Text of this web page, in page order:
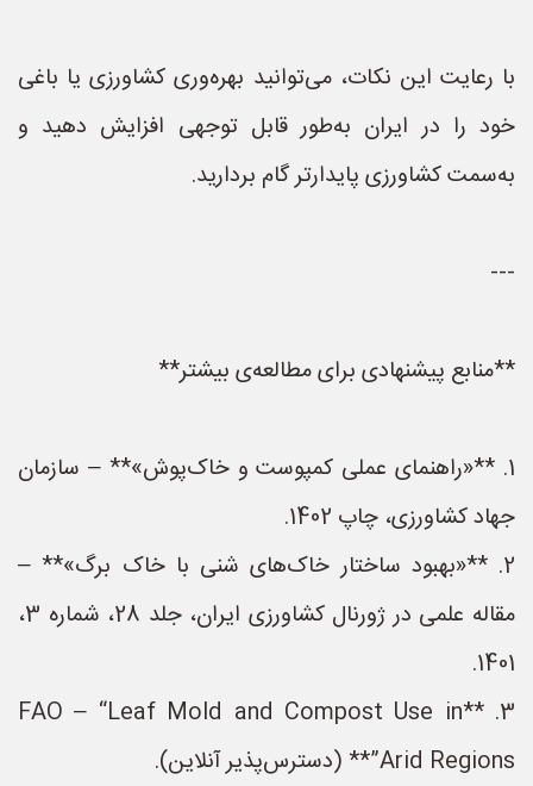
با رعایت این نکات، می‌توانید بهره‌وری کشاورزی یا باغی
خود را در ایران به‌طور قابل توجهی افزایش دهید و
به‌سمت کشاورزی پایدارتر گام بردارید.
---
**منابع پیشنهادی برای مطالعه‌ی بیشتر**
1. **«راهنمای عملی کمپوست و خاک‌پوش»** – سازمان
جهاد کشاورزی، چاپ 1402.
2. **«بهبود ساختار خاک‌های شنی با خاک برگ»** –
مقاله علمی در ژورنال کشاورزی ایران، جلد 28، شماره 3،
1401.
3. **FAO – “Leaf Mold and Compost Use in
Arid Regions”** (دسترس‌پذیر آنلاین).